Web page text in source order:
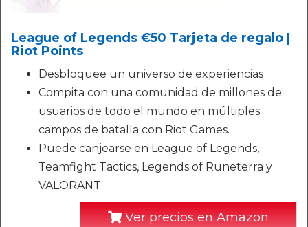
League of Legends €50 Tarjeta de regalo |
Riot Points
Desbloquee un universo de experiencias
Compita con una comunidad de millones de
usuarios de todo el mundo en múltiples
campos de batalla con Riot Games.
Puede canjearse en League of Legends,
Teamfight Tactics, Legends of Runeterra y
VALORANT
Ver precios en Amazon